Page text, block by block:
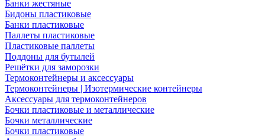
Банки жестяные
Бидоны пластиковые
Банки пластиковые
Паллеты пластиковые
Пластиковые паллеты
Поддоны для бутылей
Решётки для заморозки
Термоконтейнеры и аксессуары
Термоконтейнеры | Изотермические контейнеры
Аксессуары для термоконтейнеров
Бочки пластиковые и металлические
Бочки металлические
Бочки пластиковые